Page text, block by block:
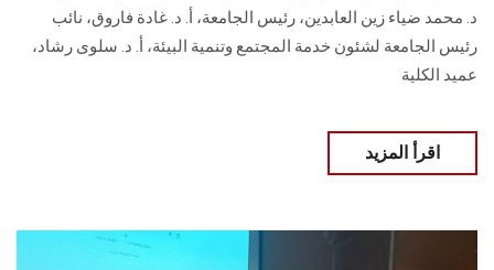
د. محمد ضياء زين العابدين، رئيس الجامعة، أ. ‏د. غادة فاروق، نائب
رئيس الجامعة لشئون خدمة المجتمع وتنمية البيئة، أ. د. سلوى رشاد،
‏عميد الكلية
اقرأ المزيد